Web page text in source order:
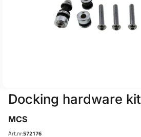
Docking hardware kit
MCS
Art.nr:572176